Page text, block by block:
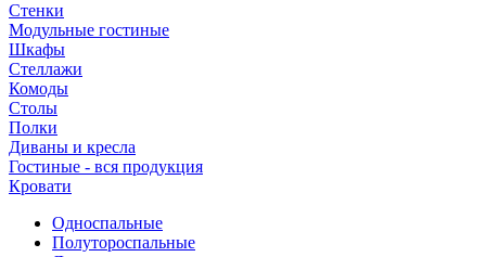
Стенки
Модульные гостиные
Шкафы
Стеллажи
Комоды
Столы
Полки
Диваны и кресла
Гостиные - вся продукция
Кровати
Односпальные
Полутороспальные